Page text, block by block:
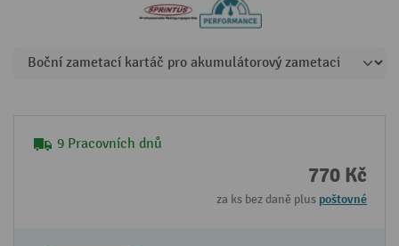
9 Pracovních dnů
770 Kč
za ks bez daně plus poštovné